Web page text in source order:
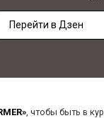
Перейти в Дзен
, чтобы быть в